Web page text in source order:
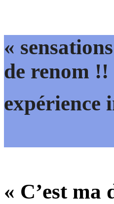
«
de renom !!
expérience
« C’est ma